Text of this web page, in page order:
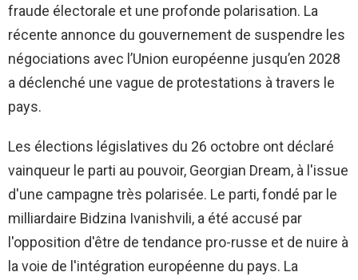
fraude électorale et une profonde polarisation. La
récente annonce du gouvernement de suspendre les
négociations avec l’Union européenne jusqu’en 2028
a déclenché une vague de protestations à travers le
pays.
Les élections législatives du 26 octobre ont déclaré
vainqueur le parti au pouvoir, Georgian Dream, à l'issue
d'une campagne très polarisée. Le parti, fondé par le
milliardaire Bidzina Ivanishvili, a été accusé par
l'opposition d'être de tendance pro-russe et de nuire à
la voie de l'intégration européenne du pays. La